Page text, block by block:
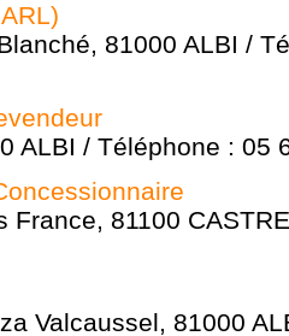
81000 ALBI /
ALBI / Téléphone : 05
France, 81100
Valcaussel, 81000